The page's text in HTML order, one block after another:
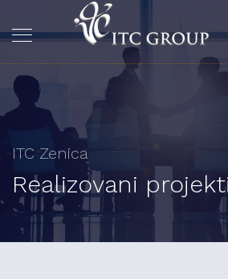
ITC Zenica
Realizovani